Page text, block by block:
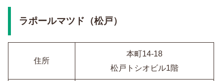
ラポールマツド（松戸）
住所
本町14-18
松戸トシオビル1階